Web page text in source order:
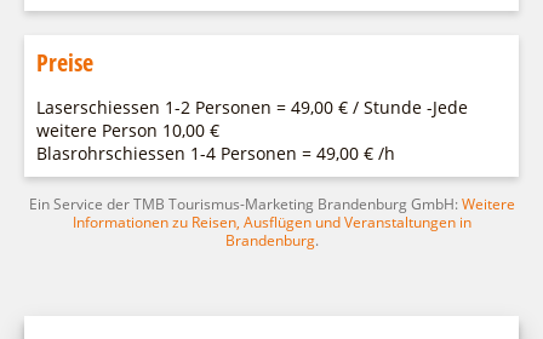
Preise
Laserschiessen 1-2 Personen = 49,00 € / Stunde -Jede
weitere Person 10,00 €
Blasrohrschiessen 1-4 Personen = 49,00 € /h
Ein Service der TMB Tourismus-Marketing Brandenburg GmbH:Weitere
Informationen zu Reisen, Ausflügen und Veranstaltungen in
Brandenburg.